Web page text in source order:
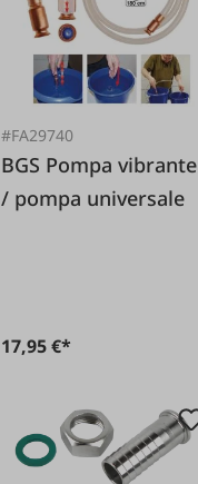
#FA29740
BGS Pompa vibrante
/ pompa universale
17,95 €*